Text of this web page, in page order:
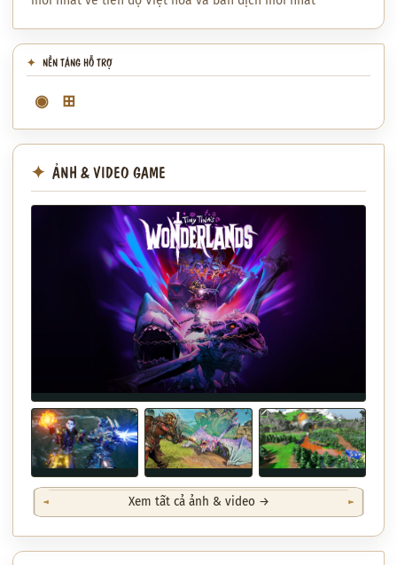
NỀN TẢNG HỖ TRỢ
◉ ⊞
ẢNH & VIDEO GAME
Xem tất cả ảnh & video →